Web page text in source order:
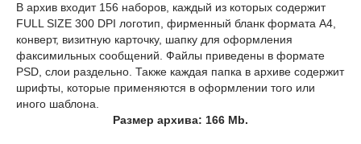
В архив входит 156 наборов, каждый из которых содержит
FULL SIZE 300 DPI логотип, фирменный бланк формата А4,
конверт, визитную карточку, шапку для оформления
факсимильных сообщений. Файлы приведены в формате
PSD, слои раздельно. Также каждая папка в архиве содержит
шрифты, которые применяются в оформлении того или
иного шаблона.
Размер архива: 166 Mb.